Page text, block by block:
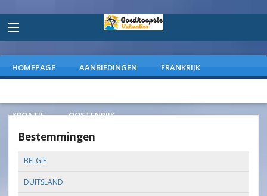
HOMEPAGE AANBIEDINGEN FRANKRIJK
KROATIE OOSTENRIJK
Bestemmingen
BELGIE
DUITSLAND